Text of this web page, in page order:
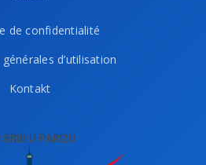
de confidentialité
d’utilisation
Kontakt